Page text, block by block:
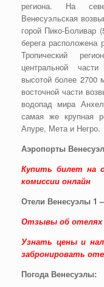
региона. На
Венесуэльская
горой Пико-Боливар
берега расположена
Тропический
центральной
высотой более 2700
восточной части
водопад мира
самая же крупная
Апуре, Мета и Негро.
Аэропорты
Купить билет на
комиссии онлайн
Отели Венесуэлы 1
Отзывы об отелях
Узнать цены и
забронировать
Погода Венесуэлы: